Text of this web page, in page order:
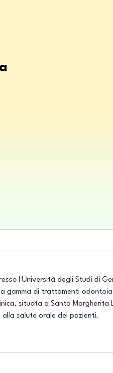
l'Università degli Studi di
gamma di trattamenti
situata a Santa Margherita
salute orale dei pazienti.